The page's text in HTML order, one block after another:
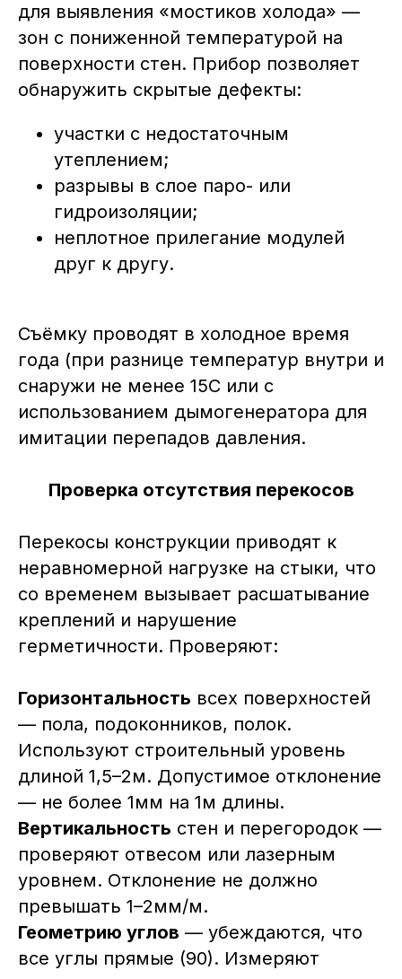
для выявления «мостиков холода» —
зон с пониженной температурой на
поверхности стен. Прибор позволяет
обнаружить скрытые дефекты:
участки с недостаточным
утеплением;
разрывы в слое паро- или
гидроизоляции;
неплотное прилегание модулей
друг к другу.
Съёмку проводят в холодное время
года (при разнице температур внутри и
снаружи не менее 15C или с
использованием дымогенератора для
имитации перепадов давления.
Проверка отсутствия перекосов
Перекосы конструкции приводят к
неравномерной нагрузке на стыки, что
со временем вызывает расшатывание
креплений и нарушение
герметичности. Проверяют:
Горизонтальность всех поверхностей
— пола, подоконников, полок.
Используют строительный уровень
длиной 1,5–2м. Допустимое отклонение
— не более 1мм на 1м длины.
Вертикальность стен и перегородок —
проверяют отвесом или лазерным
уровнем. Отклонение не должно
превышать 1–2мм/м.
Геометрию углов — убеждаются, что
все углы прямые (90). Измеряют